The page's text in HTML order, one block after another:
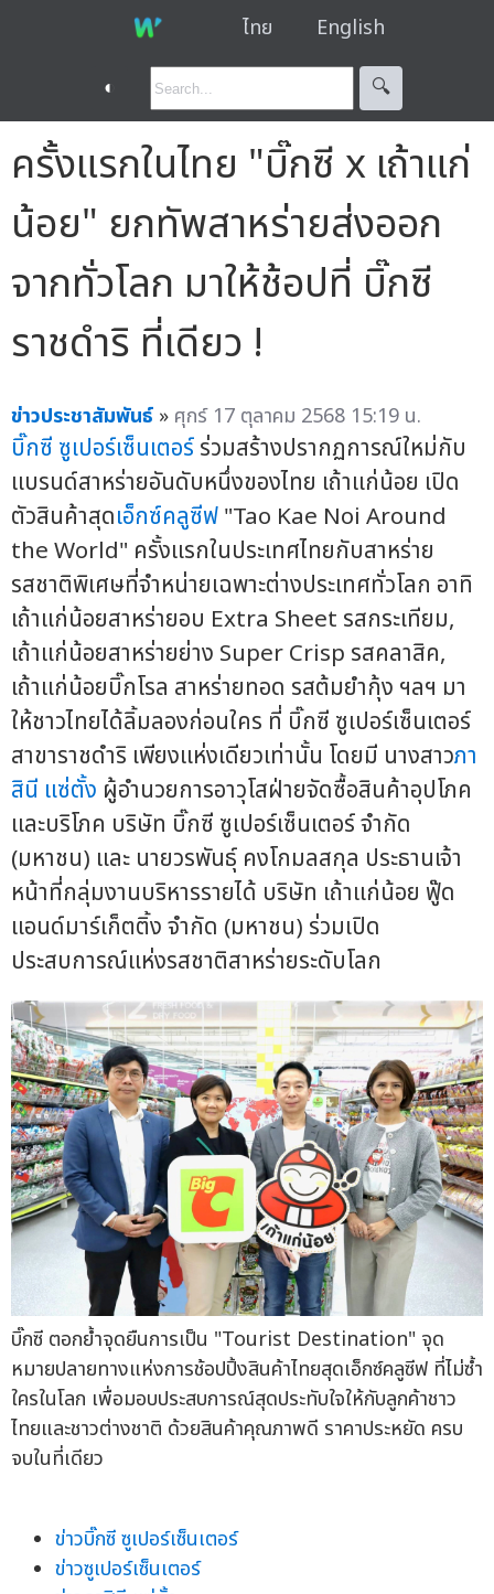
ไทย English
◐ 🔍︎
ครั้งแรกในไทย "บิ๊กซี x เถ้าแก่
น้อย" ยกทัพสาหร่ายส่งออก
จากทั่วโลก มาให้ช้อปที่ บิ๊กซี
ราชดำริ ที่เดียว !
ข่าวประชาสัมพันธ์ » ศุกร์ 17 ตุลาคม 2568 15:19 น.
บิ๊กซี ซูเปอร์เซ็นเตอร์ร่วมสร้างปรากฏการณ์ใหม่กับ
แบรนด์สาหร่ายอันดับหนึ่งของไทย เถ้าแก่น้อย เปิด
ตัวสินค้าสุดเอ็กซ์คลูซีฟ"Tao Kae Noi Around
the World" ครั้งแรกในประเทศไทยกับสาหร่าย
รสชาติพิเศษที่จำหน่ายเฉพาะต่างประเทศทั่วโลก อาทิ
เถ้าแก่น้อยสาหร่ายอบ Extra Sheet รสกระเทียม,
เถ้าแก่น้อยสาหร่ายย่าง Super Crisp รสคลาสิค,
เถ้าแก่น้อยบิ๊กโรล สาหร่ายทอด รสต้มยำกุ้ง ฯลฯ มา
ให้ชาวไทยได้ลิ้มลองก่อนใคร ที่ บิ๊กซี ซูเปอร์เซ็นเตอร์
สาขาราชดำริ เพียงแห่งเดียวเท่านั้น โดยมี นางสาวภา
สินี แซ่ตั้ง ผู้อำนวยการอาวุโสฝ่ายจัดซื้อสินค้าอุปโภค
และบริโภค บริษัท บิ๊กซี ซูเปอร์เซ็นเตอร์ จำกัด
(มหาชน) และ นายวรพันธุ์ คงโกมลสกุล ประธานเจ้า
หน้าที่กลุ่มงานบริหารรายได้ บริษัท เถ้าแก่น้อย ฟู๊ด
แอนด์มาร์เก็ตติ้ง จำกัด (มหาชน) ร่วมเปิด
ประสบการณ์แห่งรสชาติสาหร่ายระดับโลก
บิ๊กซี ตอกย้ำจุดยืนการเป็น "Tourist Destination" จุด
หมายปลายทางแห่งการช้อปปิ้งสินค้าไทยสุดเอ็กซ์คลูซีฟ ที่ไม่ซ้ำ
ใครในโลก เพื่อมอบประสบการณ์สุดประทับใจให้กับลูกค้าชาว
ไทยและชาวต่างชาติ ด้วยสินค้าคุณภาพดี ราคาประหยัด ครบ
จบในที่เดียว
ข่าวบิ๊กซี ซูเปอร์เซ็นเตอร์
ข่าวซูเปอร์เซ็นเตอร์